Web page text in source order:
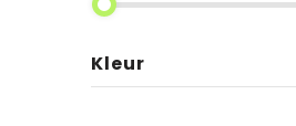
Kleur